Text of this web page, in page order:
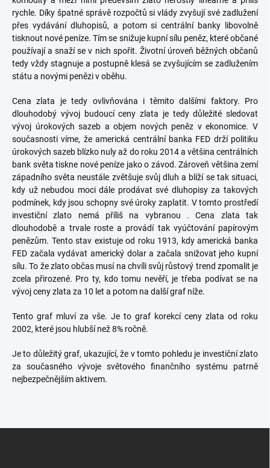
rychle. Díky špatné správě rozpočtů si vlády zvyšují své zadlužení
přes vydávání dluhopisů, a potom si centrální banky libovolně
tisknout nové peníze. Tím se snižuje kupní sílu peněz, které občané
používají a snaží se v nich spořit. Životní úroveň běžných občanů
tedy vždy stagnuje a postupně klesá se zvyšujícím se zadlužením
státu a novými penězi v oběhu.
Cena zlata je tedy ovlivňována i těmito dalšími faktory. Pro
dlouhodobý vývoj budoucí ceny zlata je tedy důležité sledovat
vývoj úrokových sazeb a objem nových peněz v ekonomice. V
současnosti víme, že americká centrální banka FED drží politiku
úrokových sazeb blízko nuly až do roku 2014 a většina centrálních
bank světa tiskne nové peníze jako o závod. Zároveň většina zemí
západního světa neustále zvětšuje svůj dluh a blíží se tak situaci,
kdy už nebudou moci dále prodávat své dluhopisy za takových
podmínek, kdy jsou schopny své úroky zaplatit. V tomto prostředí
investiční zlato nemá příliš na vybranou . Cena zlata tak
dlouhodobě a trvale roste a provádí tak vyúčtování papírovým
penězům. Tento stav existuje od roku 1913, kdy americká banka
FED začala vydávat americký dolar a začala snižovat jeho kupní
sílu. To že zlato občas musí na chvíli svůj růstový trend zpomalit je
zcela přirozené. Pro ty, kdo tomu nevěří, je třeba podívat se na
vývoj ceny zlata za 10 let a potom na další graf níže.
Tento graf mluví za vše. Je to graf korekcí ceny zlata od roku
2002, které jsou hlubší než 8% ročně.
Je to důležitý graf, ukazující, že v tomto pohledu je investiční zlato
za současného vývoje světového finančního systému patrně
nejbezpečnějším aktivem.